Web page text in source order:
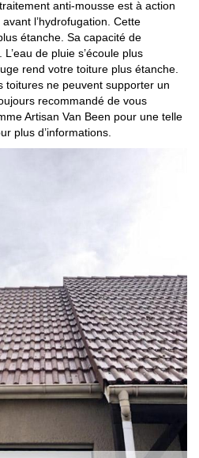
anti-mousse est à action
l’hydrofugation. Cette
étanche. Sa capacité de
de pluie s’écoule plus
rend votre toiture plus étanche.
toitures ne peuvent supporter un
recommandé de vous
Artisan Van Been pour une telle
plus d’informations.